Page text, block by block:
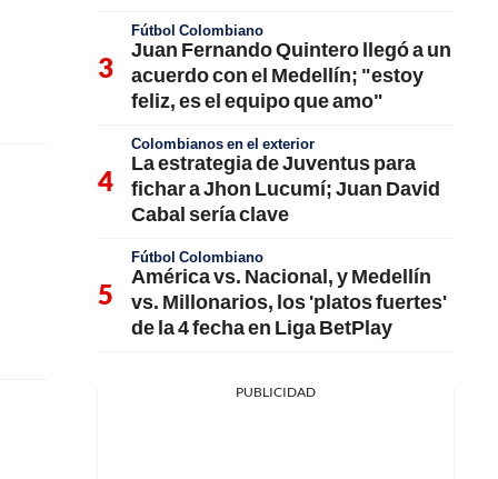
Fútbol Colombiano
Juan Fernando Quintero llegó a un
acuerdo con el Medellín; "estoy
feliz, es el equipo que amo"
Colombianos en el exterior
La estrategia de Juventus para
fichar a Jhon Lucumí; Juan David
Cabal sería clave
Fútbol Colombiano
América vs. Nacional, y Medellín
vs. Millonarios, los 'platos fuertes'
de la 4 fecha en Liga BetPlay
PUBLICIDAD